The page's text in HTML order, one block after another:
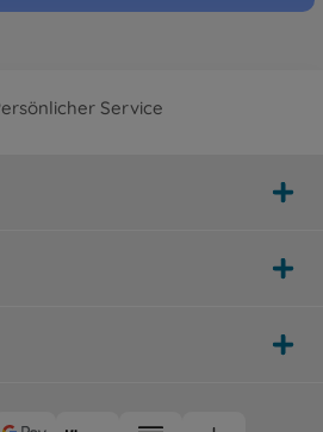
Hersteller Shop
Service
ab 25€
Lieferung